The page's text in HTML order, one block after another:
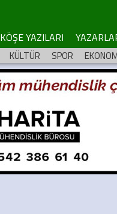
KÖŞE YAZILARI
KÜLTÜR SPOR